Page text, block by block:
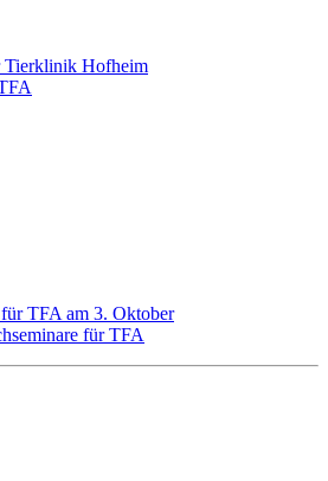
Tierklinik Hofheim
TFA am 3. Oktober
für TFA